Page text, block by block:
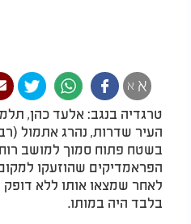
א א
טרגדיה בנגב: אלעד כהן,
העיר שדרות, נהרג אתמול
בשטח פתוח סמוך למושב
הפראמדיקים שהוזעקו
בלבד היה במותו.